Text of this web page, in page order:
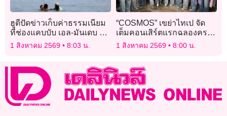
ฮูตีปัดข่าวเก็บค่าธรรมเนียม
ที่ช่องแคบบับ เอล-มันเดบ ย้ำ
เรือพาณิชย์ผ่านได้ฟรี
1 สิงหาคม 2569 8:03 น.
“COSMOS” เขย่าไทเป จัด
เต็มคอนเสิร์ตแรกฉลองครบ
รอบ 3 ปี เสิร์ฟโชว์สะกด
1 สิงหาคม 2569 8:00 น.